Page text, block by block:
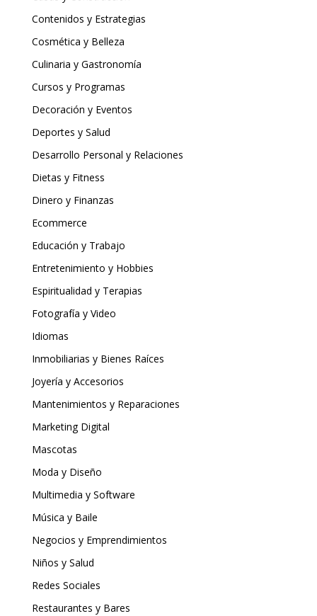
Contenidos y Estrategias
Cosmética y Belleza
Culinaria y Gastronomía
Cursos y Programas
Decoración y Eventos
Deportes y Salud
Desarrollo Personal y Relaciones
Dietas y Fitness
Dinero y Finanzas
Ecommerce
Educación y Trabajo
Entretenimiento y Hobbies
Espiritualidad y Terapias
Fotografía y Video
Idiomas
Inmobiliarias y Bienes Raíces
Joyería y Accesorios
Mantenimientos y Reparaciones
Marketing Digital
Mascotas
Moda y Diseño
Multimedia y Software
Música y Baile
Negocios y Emprendimientos
Niños y Salud
Redes Sociales
Restaurantes y Bares